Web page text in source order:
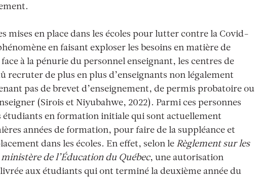
mises en place dans les écoles pour lutter contre la Covid-
en faisant exploser les besoins en matière de
à la pénurie du personnel enseignant, les centres de
recruter de plus en plus d’enseignants non légalement
pas de brevet d’enseignement, de permis probatoire ou
(Sirois et Niyubahwe, 2022). Parmi ces personnes
étudiants en formation initiale qui sont actuellement
années de formation, pour faire de la suppléance et
dans les écoles. En effet, selon le Règlement sur les
de l’Éducation du Québec, une autorisation
aux étudiants qui ont terminé la deuxième année du